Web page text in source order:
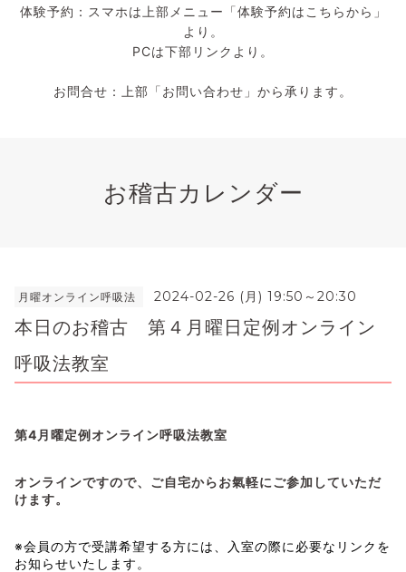
体験予約：スマホは上部メニュー「体験予約はこちらから」
より。
PCは下部リンクより。
お問合せ：上部「お問い合わせ」から承ります。
お稽古カレンダー
月曜オンライン呼吸法 2024-02-26 (月) 19:50～20:30
本日のお稽古 第４月曜日定例オンライン
呼吸法教室
第4月曜定例オンライン呼吸法教室
オンラインですので、ご自宅からお氣軽にご参加していただ
けます。
※会員の方で受講希望する方には、入室の際に必要なリンクを
お知らせいたします。